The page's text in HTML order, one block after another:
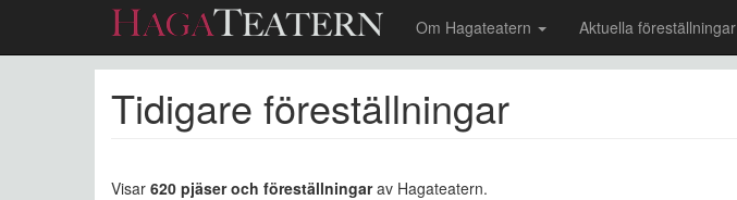
Om Hagateatern Aktuella föreställningar
Tidigare föreställningar
Visar 620 pjäser och föreställningarav Hagateatern.